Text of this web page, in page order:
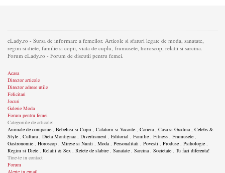
eLady.ro - Sursa de informare a femeilor. Articole si sfaturi legate de moda, sanatate,
regim si diete, familie si copii, viata de cuplu, frumusete, horoscop, relatii si sarcina.
Forum eLady.ro - Forum de discutii pentru femei.
Acasa
Director articole
Director adrese utile
Felicitari
Jocuri
Galerie Moda
Forum pentru femei
Categoriile de articole:
Animale de companie , Bebelusi si Copii , Calatorii si Vacante , Cariera, Casa si Gradina, Celebs &
Style , Cultura, Dieta Montignac , Divertisment , Editorial , Familie , Fitness , Frumusete ,
Gastronomie , Horoscop , Mirese si Nunti , Moda, Personalitati , Povesti , Produse , Psihologie ,
Regim si Diete , Relatii & Sex , Retete de slabire , Sanatate , Sarcina, Societate , Tu faci diferenta!
Tine-te in contact
Forum